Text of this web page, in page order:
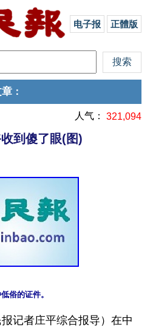
电子报 正體版
：
人气： 321,094
到傻了眼(图)
报记者庄平综合报导）在中